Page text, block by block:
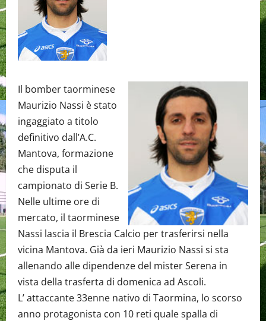
Il bomber taorminese
Maurizio Nassi è stato
ingaggiato a titolo
definitivo dall’A.C.
Mantova, formazione
che disputa il
campionato di Serie B.
Nelle ultime ore di
mercato, il taorminese
Nassi lascia il Brescia Calcio per trasferirsi nella
vicina Mantova. Già da ieri Maurizio Nassi si sta
allenando alle dipendenze del mister Serena in
vista della trasferta di domenica ad Ascoli.
L’ attaccante 33enne nativo di Taormina, lo scorso
anno protagonista con 10 reti quale spalla di